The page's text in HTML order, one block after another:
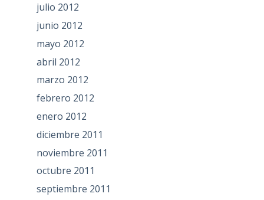
julio 2012
junio 2012
mayo 2012
abril 2012
marzo 2012
febrero 2012
enero 2012
diciembre 2011
noviembre 2011
octubre 2011
septiembre 2011